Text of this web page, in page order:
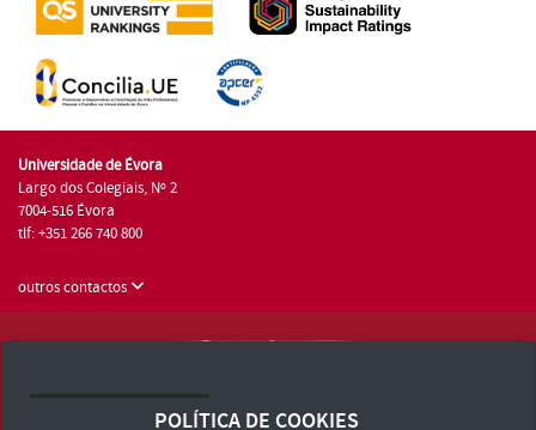
Universidade de Évora
Largo dos Colegiais, Nº 2
7004-516 Évora
tlf: +351 266 740 800
outros contactos
Consulte os Termos e Condições e Política de Privacidade
POLÍTICA DE COOKIES